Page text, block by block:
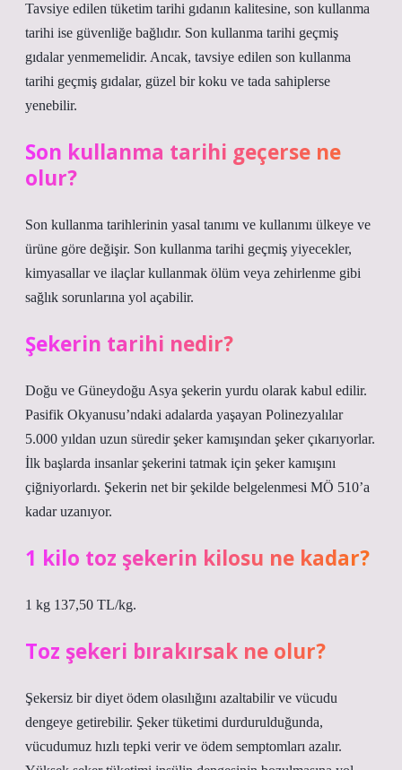
Tavsiye edilen tüketim tarihi gıdanın kalitesine, son kullanma
tarihi ise güvenliğe bağlıdır. Son kullanma tarihi geçmiş
gıdalar yenmemelidir. Ancak, tavsiye edilen son kullanma
tarihi geçmiş gıdalar, güzel bir koku ve tada sahiplerse
yenebilir.
Son kullanma tarihi geçerse ne
olur?
Son kullanma tarihlerinin yasal tanımı ve kullanımı ülkeye ve
ürüne göre değişir. Son kullanma tarihi geçmiş yiyecekler,
kimyasallar ve ilaçlar kullanmak ölüm veya zehirlenme gibi
sağlık sorunlarına yol açabilir.
Şekerin tarihi nedir?
Doğu ve Güneydoğu Asya şekerin yurdu olarak kabul edilir.
Pasifik Okyanusu’ndaki adalarda yaşayan Polinezyalılar
5.000 yıldan uzun süredir şeker kamışından şeker çıkarıyorlar.
İlk başlarda insanlar şekerini tatmak için şeker kamışını
çiğniyorlardı. Şekerin net bir şekilde belgelenmesi MÖ 510’a
kadar uzanıyor.
1 kilo toz şekerin kilosu ne kadar?
1 kg 137,50 TL/kg.
Toz şekeri bırakırsak ne olur?
Şekersiz bir diyet ödem olasılığını azaltabilir ve vücudu
dengeye getirebilir. Şeker tüketimi durdurulduğunda,
vücudumuz hızlı tepki verir ve ödem semptomları azalır.